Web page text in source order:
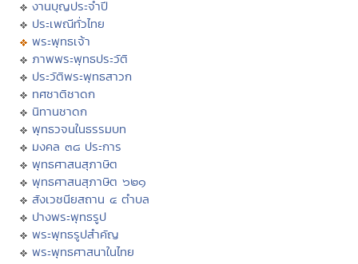
งานบุญประจำปี
ประเพณีทั่วไทย
พระพุทธเจ้า
ภาพพระพุทธประวัติ
ประวัติพระพุทธสาวก
ทศชาติชาดก
นิทานชาดก
พุทธวจนในธรรมบท
มงคล ๓๘ ประการ
พุทธศาสนสุภาษิต
พุทธศาสนสุภาษิต ๖๒๑
สังเวชนียสถาน ๔ ตำบล
ปางพระพุทธรูป
พระพุทธรูปสำคัญ
พระพุทธศาสนาในไทย